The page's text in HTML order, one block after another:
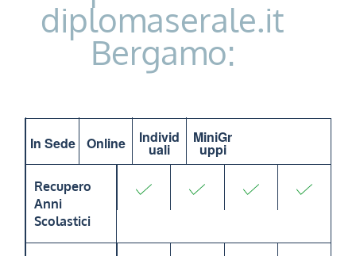
diplomaserale.it
Bergamo:
In Sede Online Individ
uali
MiniGr
uppi
Recupero
Anni
Scolastici